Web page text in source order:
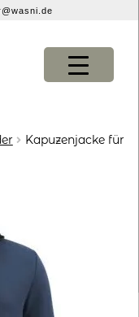
KONFIGURATOR
Kapuzenjacke für